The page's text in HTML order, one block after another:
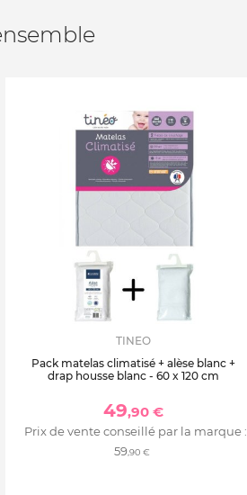
TINEO
Pack matelas climatisé + alèse blanc +
drap housse blanc - 60 x 120 cm
49,90 €
Prix de vente conseillé par la marque :
59,90 €